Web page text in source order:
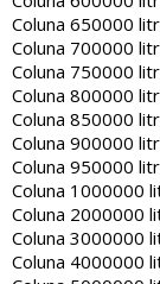
Coluna 650000
Coluna 700000
Coluna 750000
Coluna 800000
Coluna 850000
Coluna 900000
Coluna 950000
Coluna 1000000
Coluna 2000000
Coluna 3000000
Coluna 4000000